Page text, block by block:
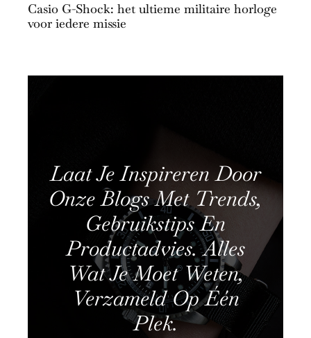
Casio G-Shock: het ultieme militaire horloge
voor iedere missie
Laat Je Inspireren Door
Onze Blogs Met Trends,
Gebruikstips En
Productadvies. Alles
Wat Je Moet Weten,
Verzameld Op Één
Plek.